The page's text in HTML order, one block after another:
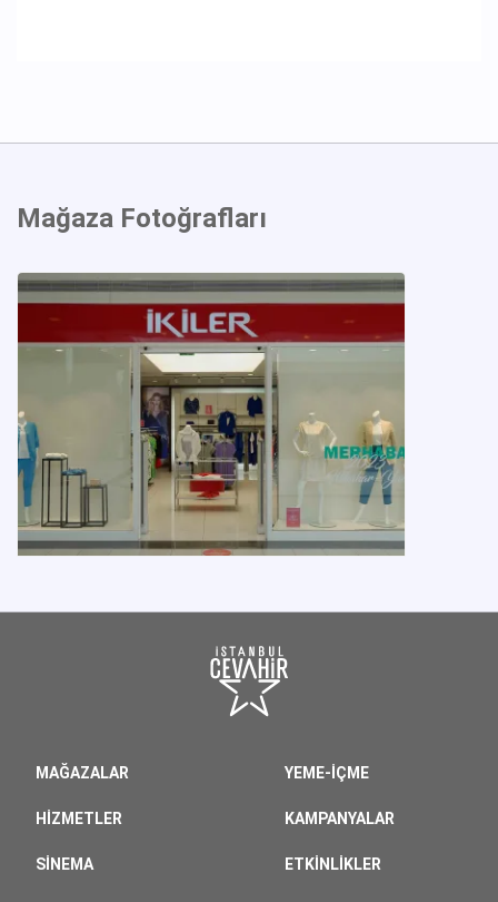
Mağaza Fotoğrafları
MAĞAZALAR YEME-İÇME
HIZMETLER KAMPANYALAR
SINEMA ETKINLIKLER